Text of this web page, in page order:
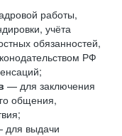
работы,
учёта
обязанностей,
РФ
— для заключения
общения,
выдачи